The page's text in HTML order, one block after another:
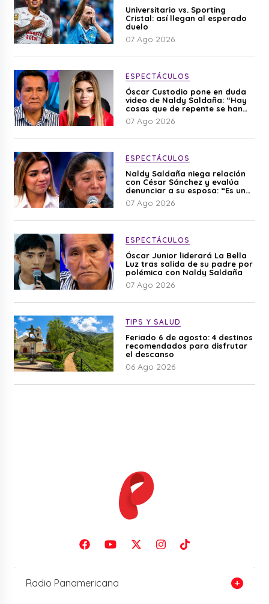
Universitario vs. Sporting
Cristal: así llegan al esperado
duelo
07 Ago 2026
ESPECTÁCULOS
Óscar Custodio pone en duda
video de Naldy Saldaña: “Hay
cosas que de repente se han
editado”
07 Ago 2026
ESPECTÁCULOS
Naldy Saldaña niega relación
con César Sánchez y evalúa
denunciar a su esposa: “Es una
difamación”
07 Ago 2026
ESPECTÁCULOS
Óscar Junior liderará La Bella
Luz tras salida de su padre por
polémica con Naldy Saldaña
07 Ago 2026
TIPS Y SALUD
Feriado 6 de agosto: 4 destinos
recomendados para disfrutar
el descanso
06 Ago 2026
Radio Panamericana